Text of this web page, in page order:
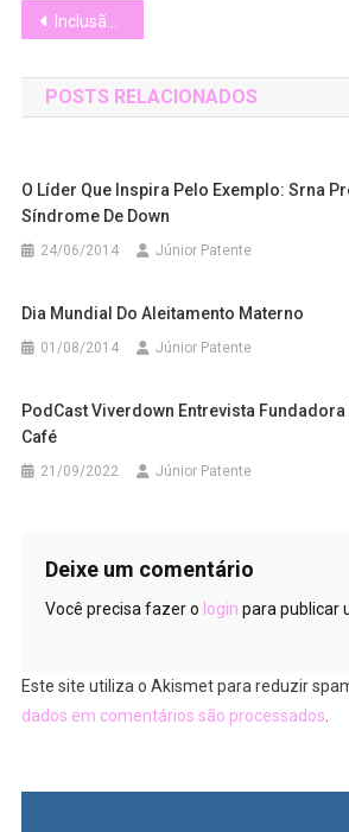
Navegação
de
Post
Inclusão no Mercado de Trabalho
POSTS RELACIONADOS
O Líder Que Inspira Pelo Exemplo: Srna
Síndrome De Down
24/06/2014 Júnior Patente
Dia Mundial Do Aleitamento Materno
01/08/2014 Júnior Patente
PodCast Viverdown Entrevista
Café
21/09/2022 Júnior Patente
Deixe um comentário
Você precisa fazer o login para publicar
Este site utiliza o Akismet para reduzir
dados em comentários são processados